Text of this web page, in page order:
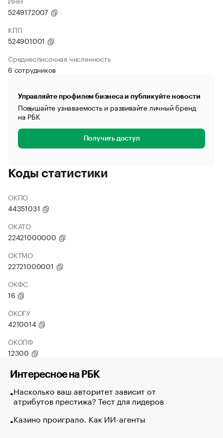
5249172007
КПП
524901001
Среднесписочная численность
6 сотрудников
Управляйте профилем бизнеса и публикуйте новости
Повышайте узнаваемость и развивайте личный бренд
на РБК
Получить доступ
Коды статистики
ОКПО
44351031
ОКАТО
22421000000
ОКТМО
22721000001
ОКФС
16
ОКОГУ
4210014
ОКОПФ
12300
Интересное на РБК
Насколько ваш авторитет зависит от
атрибутов престижа? Тест для лидеров
Казино проиграло. Как ИИ-агенты